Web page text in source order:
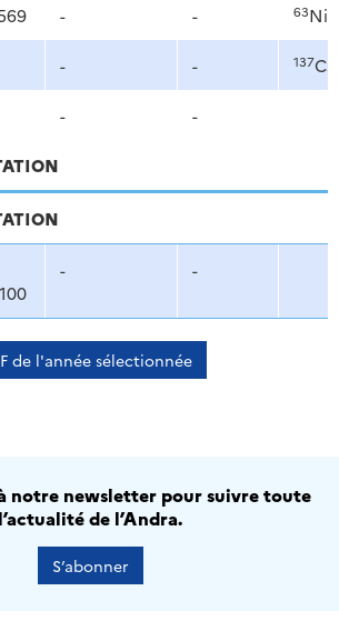
- - 63Ni
- - 137Cs
- -
- -
de l'année sélectionnée
notre newsletter pour suivre toute
l’actualité de l’Andra.
S’abonner